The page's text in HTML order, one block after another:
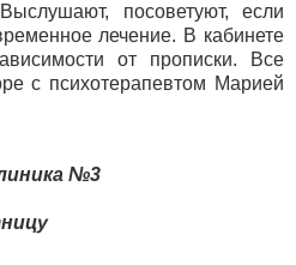
посоветуют, если
лечение. В кабинете
от прописки. Все
с психотерапевтом Марией
№3